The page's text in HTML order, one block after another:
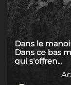
Dans le
Dans ce bas
qui s'offren...